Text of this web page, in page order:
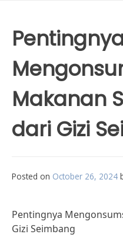
Makanan
dari Gizi
Posted on October 26, 2024
Pentingnya
Gizi Seimbang